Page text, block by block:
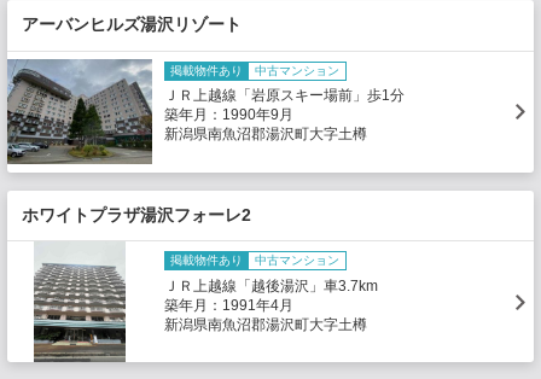
アーバンヒルズ湯沢リゾート
掲載物件あり 中古マンション
ＪＲ上越線「岩原スキー場前」歩1分
築年月：1990年9月
新潟県南魚沼郡湯沢町大字土樽
ホワイトプラザ湯沢フォーレ2
掲載物件あり 中古マンション
ＪＲ上越線「越後湯沢」車3.7km
築年月：1991年4月
新潟県南魚沼郡湯沢町大字土樽